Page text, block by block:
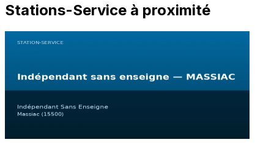
Stations-Service à proximité